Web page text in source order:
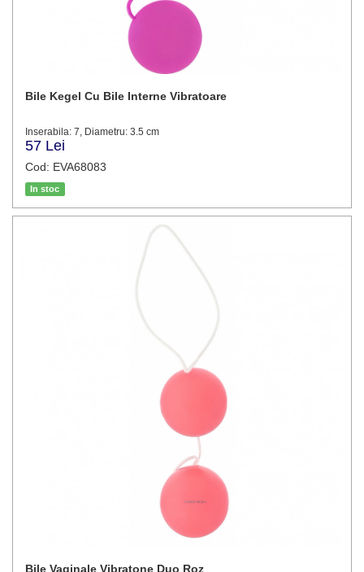
Bile Kegel Cu Bile Interne Vibratoare
Inserabila: 7, Diametru: 3.5 cm
57 Lei
Cod: EVA68083
In stoc
Bile Vaginale Vibratone Duo Roz